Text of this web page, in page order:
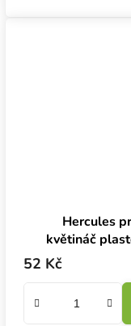
Hercules
květináč
52 Kč